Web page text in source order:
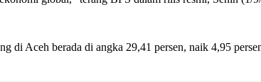
di Aceh berada di angka 29,41 persen, naik 4,95